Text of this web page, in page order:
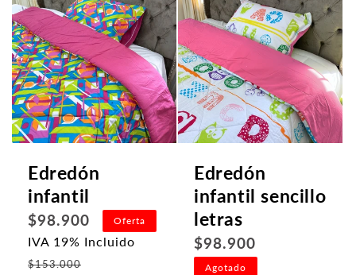
Edredón
infantil
Precio
habitual
$98.900 Oferta
IVA 19% Incluido
$153.000
Edredón
infantil sencillo
letras
Precio
habitual
$98.900
Agotado